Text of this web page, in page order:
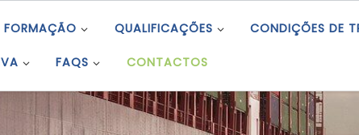
FORMAÇÃO QUALIFICAÇÕES CONDIÇÕES DE
FAQS CONTACTOS